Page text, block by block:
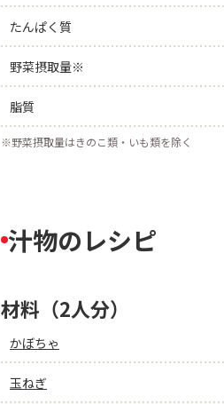
たんぱく質
野菜摂取量※
脂質
※野菜摂取量はきのこ類・いも類を除く
汁物のレシピ
材料（2人分）
かぼちゃ
玉ねぎ